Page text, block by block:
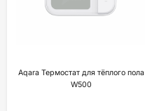
Aqara Термостат для тёплого пола
W500